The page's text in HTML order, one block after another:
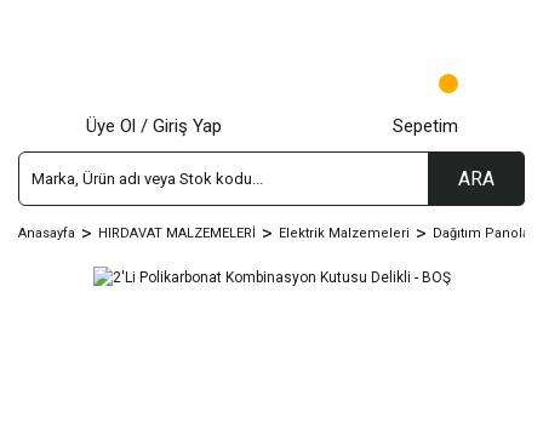
ARA
Üye Ol / Giriş Yap Sepetim
Anasayfa HIRDAVAT MALZEMELERİ Elektrik Malzemeleri Dağıtım Panoları